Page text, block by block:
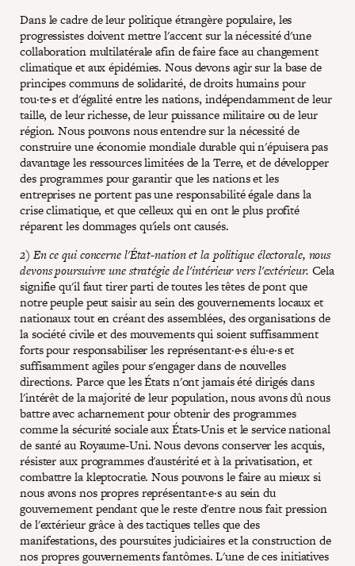
Dans le cadre de leur politique étrangère populaire, les
progressistes doivent mettre l'accent sur la nécessité d'une
collaboration multilatérale afin de faire face au changement
climatique et aux épidémies. Nous devons agir sur la base de
principes communs de solidarité, de droits humains pour
tou·te·s et d'égalité entre les nations, indépendamment de leur
taille, de leur richesse, de leur puissance militaire ou de leur
région. Nous pouvons nous entendre sur la nécessité de
construire une économie mondiale durable qui n'épuisera pas
davantage les ressources limitées de la Terre, et de développer
des programmes pour garantir que les nations et les
entreprises ne portent pas une responsabilité égale dans la
crise climatique, et que celleux qui en ont le plus profité
réparent les dommages qu'iels ont causés.
2) En ce qui concerne l'État-nation et la politique électorale, nous
devons poursuivre une stratégie de l'intérieur vers l'extérieur. Cela
signifie qu'il faut tirer parti de toutes les têtes de pont que
notre peuple peut saisir au sein des gouvernements locaux et
nationaux tout en créant des assemblées, des organisations de
la société civile et des mouvements qui soient suffisamment
forts pour responsabiliser les représentant·e·s élu·e·s et
suffisamment agiles pour s'engager dans de nouvelles
directions. Parce que les États n'ont jamais été dirigés dans
l'intérêt de la majorité de leur population, nous avons dû nous
battre avec acharnement pour obtenir des programmes
comme la sécurité sociale aux États-Unis et le service national
de santé au Royaume-Uni. Nous devons conserver les acquis,
résister aux programmes d'austérité et à la privatisation, et
combattre la kleptocratie. Nous pouvons le faire au mieux si
nous avons nos propres représentant·e·s au sein du
gouvernement pendant que le reste d'entre nous fait pression
de l'extérieur grâce à des tactiques telles que des
manifestations, des poursuites judiciaires et la construction de
nos propres gouvernements fantômes. L'une de ces initiatives